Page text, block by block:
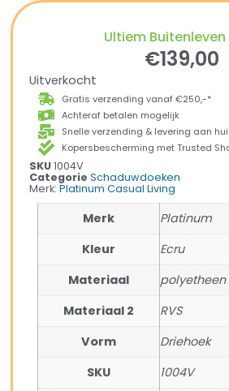
Ultiem Buitenleven
€139,00
Uitverkocht
Gratis verzending vanaf €250,-*
Achteraf betalen mogelijk
Snelle verzending & levering aan
Kopersbescherming met Trusted
SKU1004V
Categorie Schaduwdoeken
Merk:Platinum Casual Living
Merk
Platinum
Kleur
Ecru
Materiaal
polyetheen
Materiaal 2
RVS
Vorm
Driehoek
SKU
1004V